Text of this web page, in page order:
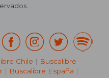
Chile | Buscalibre
| Buscalibre España |